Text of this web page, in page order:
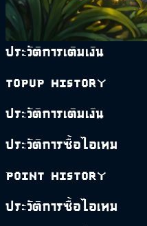
ประวัติการเติมเงิน
Topup History
ประวัติการเติมเงิน
ประวัติการซื้อไอเทม
Point History
ประวัติการซื้อไอเทม